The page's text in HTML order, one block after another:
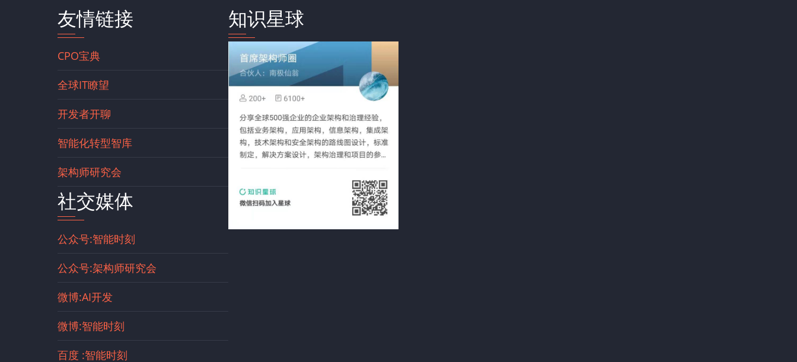
友情链接
CPO宝典
全球IT瞭望
开发者开聊
智能化转型智库
架构师研究会
社交媒体
公众号:智能时刻
公众号:架构师研究会
微博:AI开发
微博:智能时刻
百度 :智能时刻
知识星球